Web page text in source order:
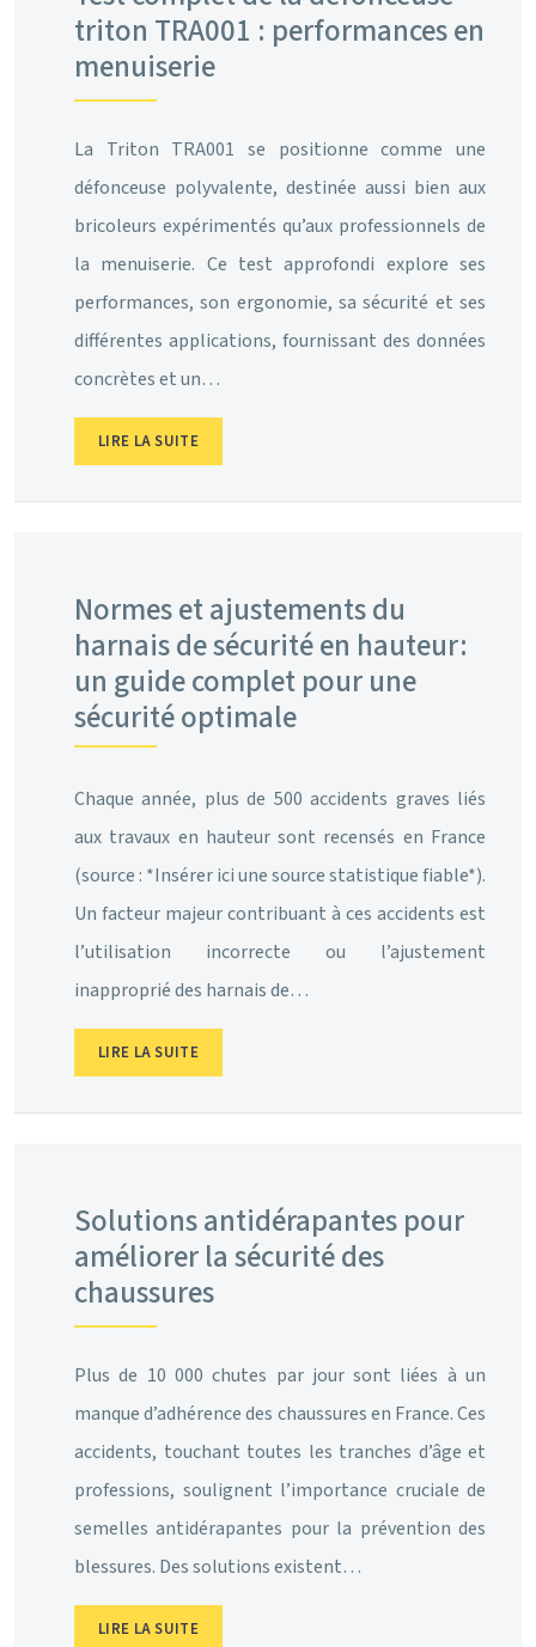
triton TRA001 : performances en
menuiserie
La Triton TRA001 se positionne comme une
défonceuse polyvalente, destinée aussi bien aux
bricoleurs expérimentés qu’aux professionnels de
la menuiserie. Ce test approfondi explore ses
performances, son ergonomie, sa sécurité et ses
différentes applications, fournissant des données
concrètes et un…
LIRE LA SUITE
Normes et ajustements du
harnais de sécurité en hauteur:
un guide complet pour une
sécurité optimale
Chaque année, plus de 500 accidents graves liés
aux travaux en hauteur sont recensés en France
(source : *Insérer ici une source statistique fiable*).
Un facteur majeur contribuant à ces accidents est
l’utilisation incorrecte ou l’ajustement
inapproprié des harnais de…
LIRE LA SUITE
Solutions antidérapantes pour
améliorer la sécurité des
chaussures
Plus de 10 000 chutes par jour sont liées à un
manque d’adhérence des chaussures en France. Ces
accidents, touchant toutes les tranches d’âge et
professions, soulignent l’importance cruciale de
semelles antidérapantes pour la prévention des
blessures. Des solutions existent…
LIRE LA SUITE